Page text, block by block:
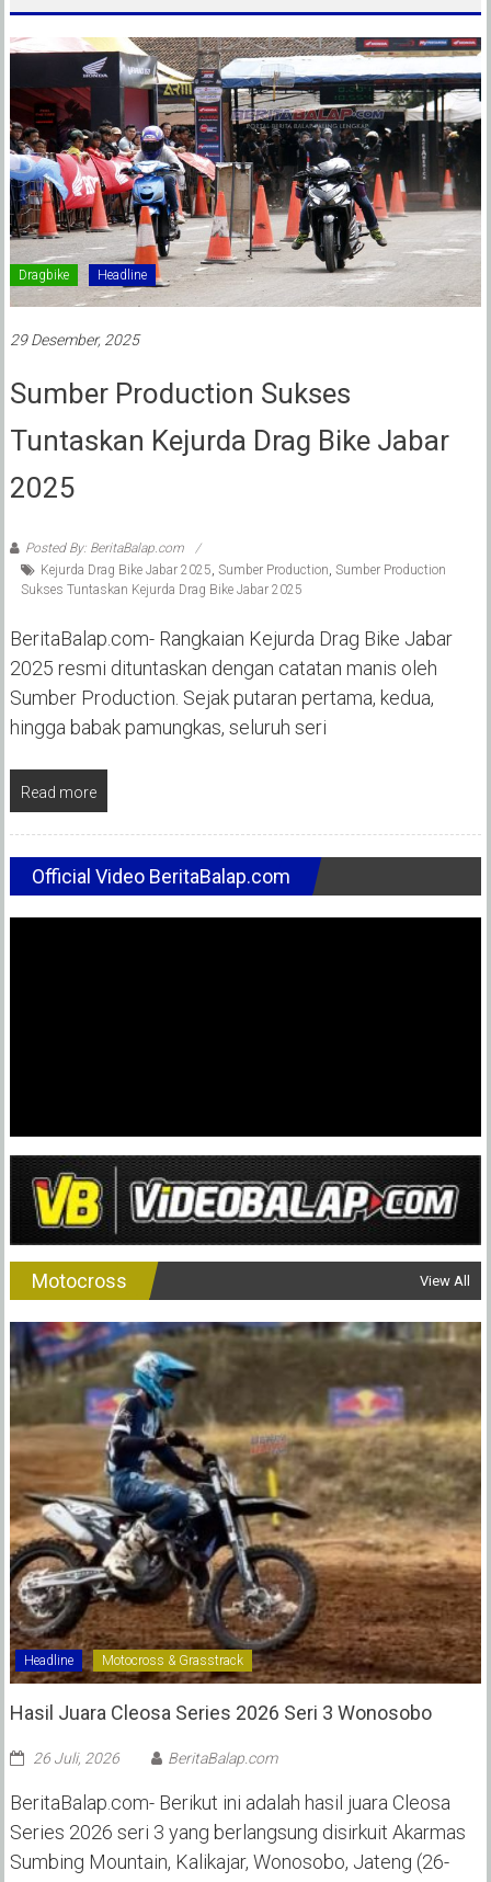
Dragbike Headline
29 Desember, 2025
Sumber Production Sukses
Tuntaskan Kejurda Drag Bike Jabar
2025
Posted By: BeritaBalap.com
Kejurda Drag Bike Jabar 2025, Sumber Production, Sumber Production
Sukses Tuntaskan Kejurda Drag Bike Jabar 2025
‎BeritaBalap.com- Rangkaian Kejurda Drag Bike Jabar
2025 resmi dituntaskan dengan catatan manis oleh
Sumber Production. Sejak putaran pertama, kedua,
hingga babak pamungkas, seluruh seri
Read more
Official Video BeritaBalap.com
Motocross View All
Headline Motocross & Grasstrack
Hasil Juara Cleosa Series 2026 Seri 3 Wonosobo ‎
26 Juli, 2026 BeritaBalap.com
BeritaBalap.com- Berikut ini adalah hasil juara Cleosa
Series 2026 seri 3 yang berlangsung disirkuit Akarmas
Sumbing Mountain, Kalikajar, Wonosobo, Jateng (26-